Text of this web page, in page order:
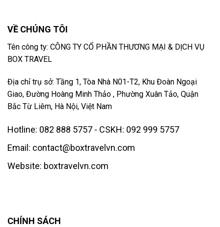
VỀ CHÚNG TÔI
Tên công ty: CÔNG TY CỔ PHẦN THƯƠNG MẠI & DỊCH VỤ
BOX TRAVEL
Địa chỉ trụ sở: Tầng 1, Tòa Nhà N01-T2, Khu Đoàn Ngoại
Giao, Đường Hoàng Minh Thảo , Phường Xuân Tảo, Quận
Bắc Từ Liêm, Hà Nội, Việt Nam
Hotline: 082 888 5757 - CSKH: 092 999 5757
Email: contact@boxtravelvn.com
Website: boxtravelvn.com
CHÍNH SÁCH